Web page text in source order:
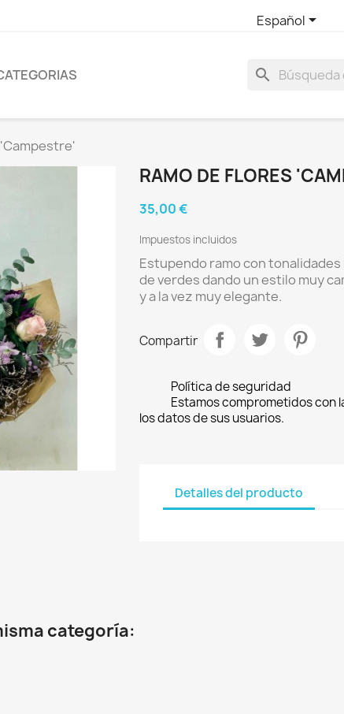
Español
search
RAMO DE FLORES
35,00 €
Impuestos incluidos
Estupendo ramo con tonalidades
de verdes dando un estilo muy
y a la vez muy elegante.
Compartir
Política de seguridad
Estamos comprometidos con
los datos de sus usuarios.
Detalles del producto
categoría: